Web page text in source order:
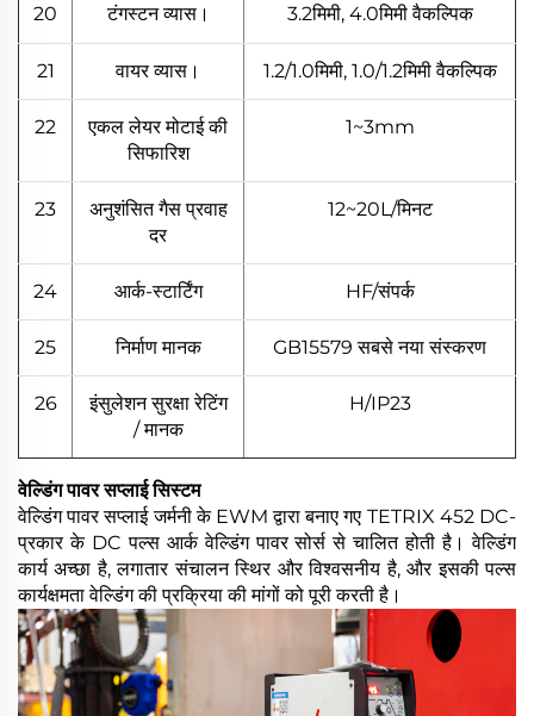
20 टंगस्टन व्यास। 3.2मिमी, 4.0मिमी वैकल्पिक
21 वायर व्यास। 1.2/1.0मिमी, 1.0/1.2मिमी वैकल्पिक
22
एकल लेयर मोटाई की
सिफारिश
1~3mm
23
अनुशंसित गैस प्रवाह
दर
12~20L/मिनट
24 आर्क-स्टार्टिंग HF/संपर्क
25 निर्माण मानक GB15579 सबसे नया संस्करण
26
इंसुलेशन सुरक्षा रेटिंग
/ मानक
H/IP23
वेल्डिंग पावर सप्लाई सिस्टम
वेल्डिंग पावर सप्लाई जर्मनी के EWM द्वारा बनाए गए TETRIX 452 DC-
प्रकार के DC पल्स आर्क वेल्डिंग पावर सोर्स से चालित होती है। वेल्डिंग
कार्य अच्छा है, लगातार संचालन स्थिर और विश्वसनीय है, और इसकी पल्स
कार्यक्षमता वेल्डिंग की प्रक्रिया की मांगों को पूरी करती है।